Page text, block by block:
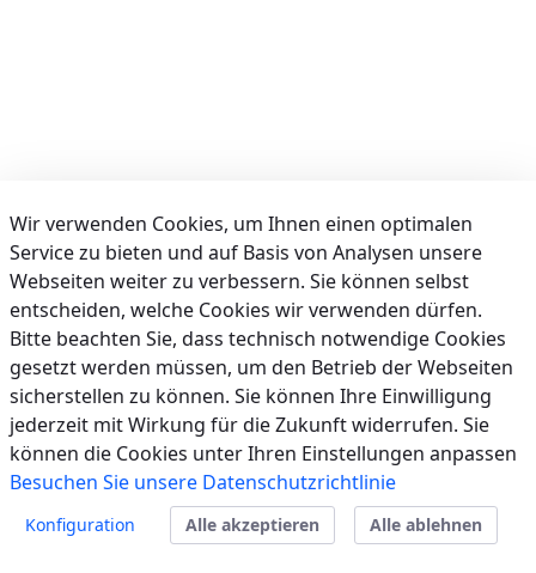
Powered ByLiferay
Wir verwenden Cookies, um Ihnen einen optimalen
Service zu bieten und auf Basis von Analysen unsere
Webseiten weiter zu verbessern. Sie können selbst
entscheiden, welche Cookies wir verwenden dürfen.
Bitte beachten Sie, dass technisch notwendige Cookies
gesetzt werden müssen, um den Betrieb der Webseiten
sicherstellen zu können. Sie können Ihre Einwilligung
jederzeit mit Wirkung für die Zukunft widerrufen. Sie
können die Cookies unter Ihren Einstellungen anpassen
Besuchen Sie unsere Datenschutzrichtlinie
Konfiguration Alle akzeptieren Alle ablehnen